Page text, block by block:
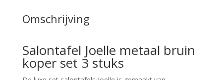
Omschrijving
Salontafel Joelle metaal bruin
koper set 3 stuks